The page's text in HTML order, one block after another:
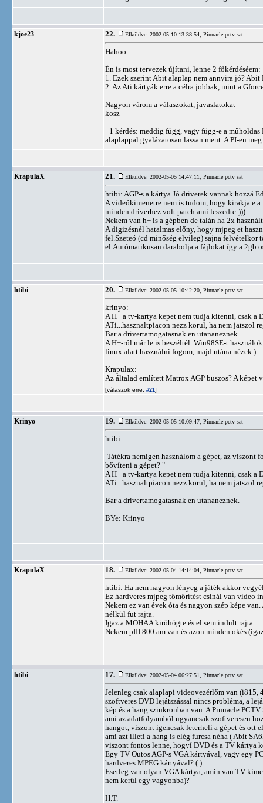
kjoe23 22. Elküldve: 2002-05-10 13:38:54, Pinnacle pctv sat
Hahoo
Én is most tervezek újítani, lenne 2 főkérdéséem:
1. Ezek szerint Abit alaplap nem annyira jó?
2. Az Ati kártyák erre a célra jobbak, mint a
Nagyon várom a válaszokat, javaslatokat
kosz
+1 kérdés: meddig függ, vagy függ-e a
alaplappal gyalázatosan lassan ment. A PI-en
KrapulaX 21. Elküldve: 2002-05-05 14:47:11, Pinnacle pctv sat
htibi: AGP-s a kártya.Jó driverek vannak
A videókimenetre nem is tudom, hogy kirakja e
minden driverhez volt patch ami leszedte:)))
Nekem van h+ is a gépben de talán ha 2x
A digizésnél hatalmas előny, hogy mjpeg et
fel.Szeteó (cd minőség elvileg) sajna felvételkor
el.Autómatikusan darabolja a fájlokat így a 2gb
htibi 20. Elküldve: 2002-05-05 10:42:20, Pinnacle pctv sat
krinyo:
A H+ a tv-kartya kepet nem tudja kitenni, csak
ATi...hasznaltpiacon nezz korul, ha nem jatszol
Bar a drivertamogatasnak en utananeznek.
A H+-ról már le is beszéltél. Win98SE-t
linux alatt használni fogom, majd utána nézek ).
Krapulax:
Az általad említett Matrox AGP buszos? A
[válaszok erre: #21]
Krinyo 19. Elküldve: 2002-05-05 10:09:47, Pinnacle pctv sat
htibi:
"Játékra nemigen használom a gépet, az
bővíteni a gépet? "
A H+ a tv-kartya kepet nem tudja kitenni, csak
ATi...hasznaltpiacon nezz korul, ha nem jatszol
Bar a drivertamogatasnak en utananeznek.
BYe: Krinyo
KrapulaX 18. Elküldve: 2002-05-04 14:14:04, Pinnacle pctv sat
htibi: Ha nem nagyon lényeg a játék akkor
Ez hardveres mjpeg tömörítést csinál van video
Nekem ez van évek óta és nagyon szép képe
nélkül fut rajta.
Igaz a MOHAA kiröhögte és el sem indult rajta.
Nekem pIII 800 am van és azon minden
htibi 17. Elküldve: 2002-05-04 06:27:51, Pinnacle pctv sat
Jelenleg csak alaplapi videovezérlőm van (i815,
szoftveres DVD lejátszással nincs probléma, a
kép és a hang szinkronban van. A Pinnacle
ami az adatfolyamból ugyancsak szoftveresen
hangot, viszont igencsak leterheli a gépet és ott
ami azt illeti a hang is elég furcsa néha ( Abit
viszont fontos lenne, hogyí DVD és a TV kártya
Egy TV Outos AGP-s VGA kártyával, vagy egy
hardveres MPEG kártyával? ( ).
Esetleg van olyan VGA kártya, amin van TV
nem kerül egy vagyonba)?
H.T.